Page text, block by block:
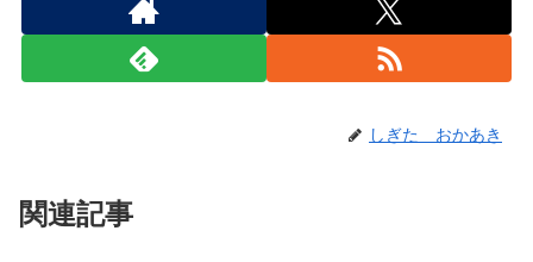
しぎた おかあき
関連記事